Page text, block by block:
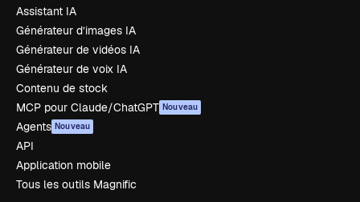
Assistant IA
Générateur d’images IA
Générateur de vidéos IA
Générateur de voix IA
Contenu de stock
MCP pour Claude/ChatGPT Nouveau
Agents Nouveau
API
Application mobile
Tous les outils Magnific